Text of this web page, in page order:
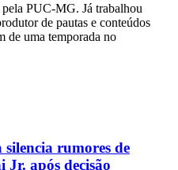
PUC-MG. Já trabalhou
de pautas e conteúdos
de uma temporada no
rumores de
após decisão